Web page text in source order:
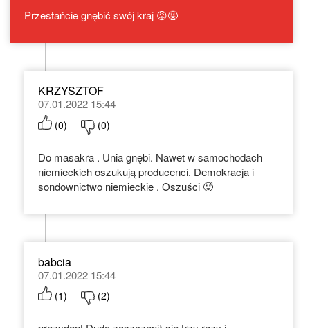
Przestańcie gnębić swój kraj 😡🤬
KRZYSZTOF
07.01.2022 15:44
(0) (0)
Do masakra . Unia gnębi. Nawet w samochodach
niemieckich oszukują producenci. Demokracja i
sondownictwo niemieckie . Oszuści 🥵
babcia
07.01.2022 15:44
(1) (2)